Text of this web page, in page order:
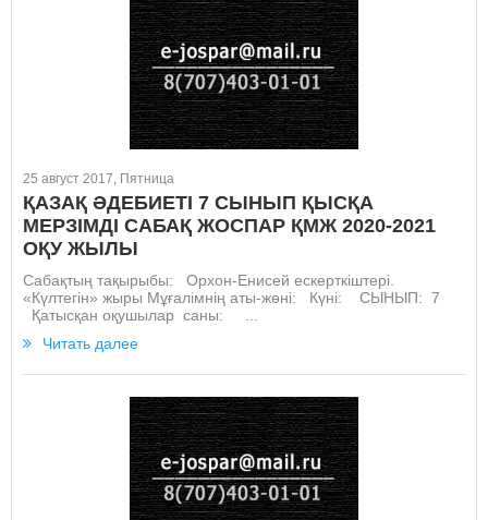
25 август 2017, Пятница
ҚАЗАҚ ӘДЕБИЕТІ 7 СЫНЫП ҚЫСҚА
МЕРЗІМДІ САБАҚ ЖОСПАР ҚМЖ 2020-2021
ОҚУ ЖЫЛЫ
Сабақтың тақырыбы: Орхон-Енисей ескерткіштері.
«Күлтегін» жыры Мұғалімнің аты-жөні: Күні: СЫНЫП: 7
Қатысқан оқушылар саны: ...
Читать далее